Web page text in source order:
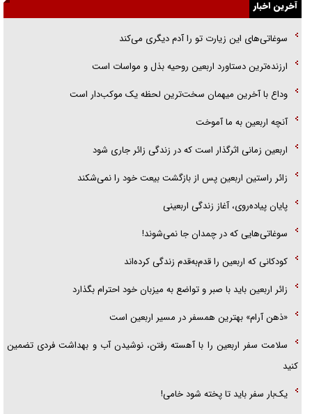
گفتگوی دکتر اخوان مدیرمسئول روزنامه جوان با برنامه تلویزیونی «نبرد
هرمز»
امام حسین (ع) کشته سیرت‌های عصر جاهلی شد
فریاد‌ها و ناله‌های دوستان مبارزدلم را آتش می‌زد
آخرین اخبار
سوغاتی‌های این زیارت تو را آدم دیگری می‌کند
ارزنده‌ترین دستاورد اربعین روحیه بذل و مواسات است
وداع با آخرین میهمان سخت‌ترین لحظه یک موکب‌دار است
آنچه اربعین به ما آموخت
اربعین زمانی اثرگذار است که در زندگی زائر جاری شود
زائر راستین اربعین پس از بازگشت بیعت خود را نمی‌شکند
پایان پیاده‌روی، آغاز زندگی اربعینی
سوغاتی‌هایی که در چمدان جا نمی‌شوند!
کودکانی که اربعین را قدم‌به‌قدم زندگی کرده‌اند
زائر اربعین باید با صبر و تواضع به میزبان خود احترام بگذارد
«ذهن آرام» بهترین همسفر در مسیر اربعین است
سلامت سفر اربعین را با آهسته رفتن، نوشیدن آب و بهداشت فردی تضمین
کنید
یک‌بار سفر باید تا پخته شود خامی!